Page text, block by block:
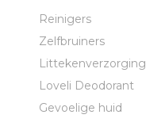
Reinigers
Zelfbruiners
Littekenverzorging
Loveli Deodorant
Gevoelige huid